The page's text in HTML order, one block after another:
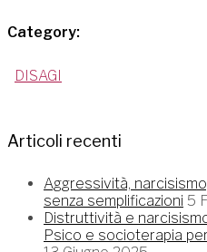
Category:
DISAGI
Articoli recenti
Aggressività,
senza semplificazioni 5
Distruttività e
Psico e socioterapia